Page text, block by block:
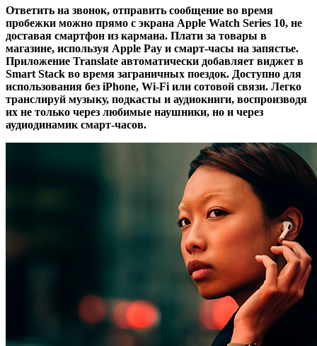
Ответить на звонок, отправить сообщение во время
пробежки можно прямо с экрана Apple Watch Series 10, не
доставая смартфон из кармана. Плати за товары в
магазине, используя Apple Pay и смарт-часы на запястье.
Приложение Translate автоматически добавляет виджет в
Smart Stack во время заграничных поездок. Доступно для
использования без iPhone, Wi‑Fi или сотовой связи. Легко
транслируй музыку, подкасты и аудиокниги, воспроизводя
их не только через любимые наушники, но и через
аудиодинамик смарт-часов.